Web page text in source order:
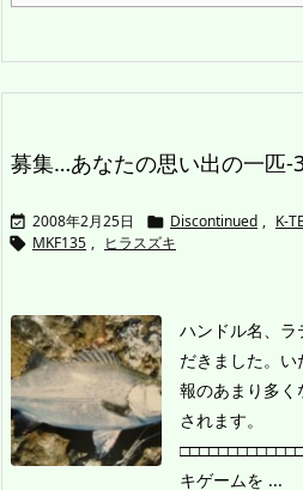
募集…あなたの思い出の一匹-
 2008年2月25日  Discontinued , K-
 MKF135 , ヒラスズキ
ハンドル名、ラ
だきました。 い
報のあまり多く
されます。
キゲームを ...